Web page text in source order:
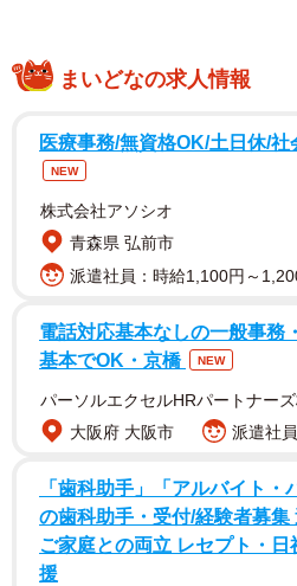
イル、髪をブラシでとかすよう
ぞり気味に洗う「バックドロッ
に前屈みに髪を浸して洗う「座
したのジョー」の主人公矢吹丈
4種の洗い方をイラストで再現
い方も千差万別だなあと思う」
まいどなの求人情報
医療事務/無資格OK/土日休/
NEW
株式会社アソシオ
青森県 弘前市
派遣社員：時給1,100円～
電話対応基本なしの一般事務
基本でOK・京橋
NEW
パーソルエクセルHRパートナー
大阪府 大阪市
派遣社
「歯科助手」「アルバイト・
の歯科助手・受付/経験者募
ご家庭との両立 レセプト・日
援